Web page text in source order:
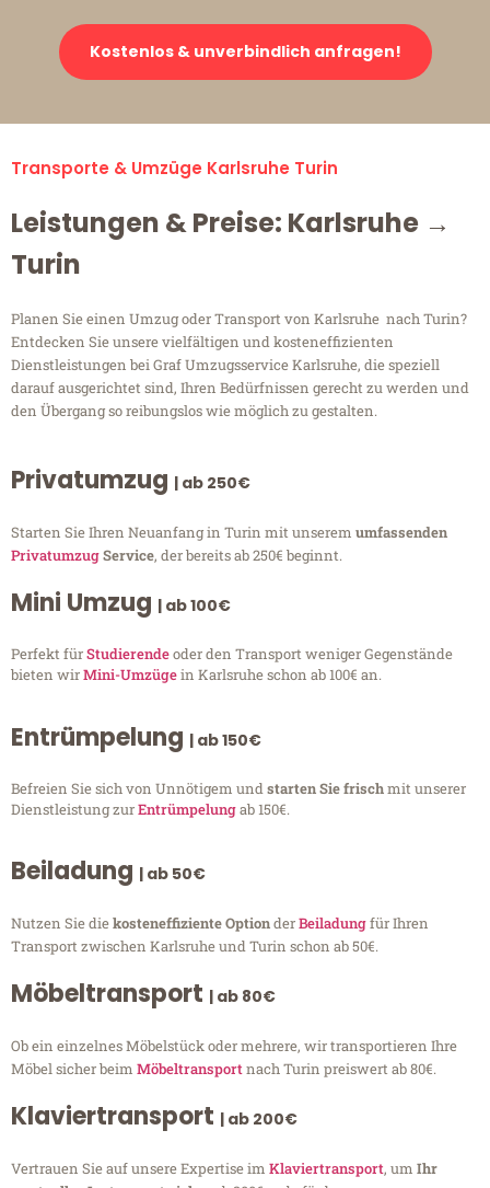
Kostenlos & unverbindlich anfragen!
Transporte & Umzüge Karlsruhe Turin
Leistungen & Preise: Karlsruhe →
Turin
Planen Sie einen Umzug oder Transport von Karlsruhe nach Turin?
Entdecken Sie unsere vielfältigen und kosteneffizienten
Dienstleistungen bei Graf Umzugsservice Karlsruhe, die speziell
darauf ausgerichtet sind, Ihren Bedürfnissen gerecht zu werden und
den Übergang so reibungslos wie möglich zu gestalten.
Privatumzug | ab 250€
Starten Sie Ihren Neuanfang in Turin mit unserem umfassenden
PrivatumzugService, der bereits ab 250€ beginnt.
Mini Umzug | ab 100€
Perfekt fürStudierendeoder den Transport weniger Gegenstände
bieten wirMini-Umzügein Karlsruhe schon ab 100€ an.
Entrümpelung | ab 150€
Befreien Sie sich von Unnötigem undstarten Sie frischmit unserer
Dienstleistung zurEntrümpelungab 150€.
Beiladung | ab 50€
Nutzen Sie diekosteneffiziente OptionderBeiladungfür Ihren
Transport zwischen Karlsruhe und Turin schon ab 50€.
Möbeltransport | ab 80€
Ob ein einzelnes Möbelstück oder mehrere, wir transportieren Ihre
Möbel sicher beim Möbeltransportnach Turin preiswert ab 80€.
Klaviertransport | ab 200€
Vertrauen Sie auf unsere Expertise im Klaviertransport, um Ihr